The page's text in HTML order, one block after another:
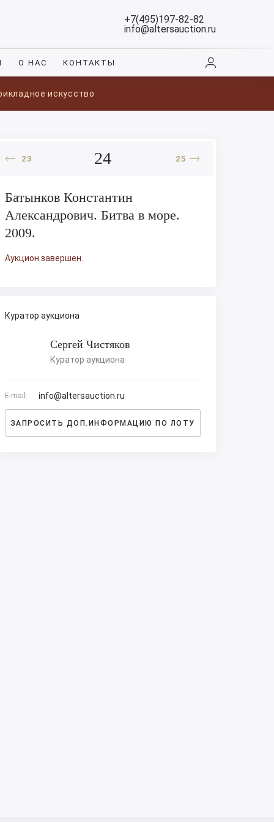
+7(495)197-82-82
info@altersauction.ru
О НАС КОНТАКТЫ
искусство
23 24 25
Батынков Константин
Александрович. Битва в море.
2009.
Аукцион завершен.
Куратор аукциона
Сергей Чистяков
Куратор аукциона
E-mail: info@altersauction.ru
ЗАПРОСИТЬ ДОП.ИНФОРМАЦИЮ ПО ЛОТУ